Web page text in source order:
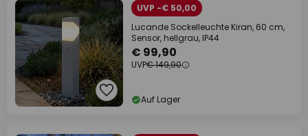
UVP -€ 50,00
Lucande Sockelleuchte Kiran, 60 cm,
Sensor, hellgrau, IP44
€ 99,90
UVP€ 149,90
Auf Lager